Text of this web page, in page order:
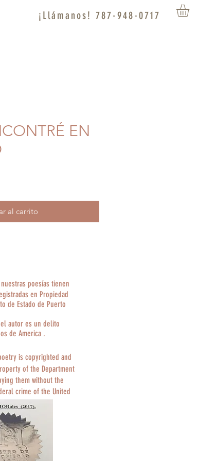
¡Llámanos! 787-948-0717
EN
al carrito
poesías tienen
en Propiedad
de Estado de Puerto
autor es un delito
de America .
is copyrighted and
of the Department
them without the
crime of the United